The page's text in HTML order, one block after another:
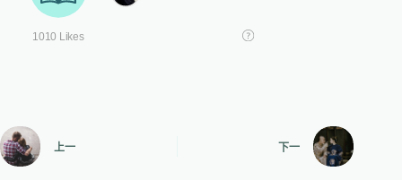
上一 下一